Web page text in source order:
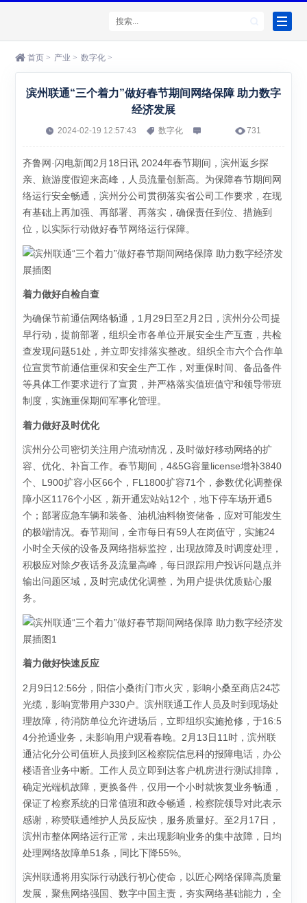
首页 > 产业 > 数字化 >
滨州联通“三个着力”做好春节期间网络保障 助力数字
经济发展
2024-02-19 12:57:43 数字化 731
齐鲁网·闪电新闻2月18日讯 2024年春节期间，滨州返乡探
亲、旅游度假迎来高峰，人员流量创新高。为保障春节期间网
络运行安全畅通，滨州分公司贯彻落实省公司工作要求，在现
有基础上再加强、再部署、再落实，确保责任到位、措施到
位，以实际行动做好春节网络运行保障。
着力做好自检自查
为确保节前通信网络畅通，1月29日至2月2日，滨州分公司提
早行动，提前部署，组织全市各单位开展安全生产互查，共检
查发现问题51处，并立即安排落实整改。组织全市六个合作单
位宣贯节前通信重保和安全生产工作，对重保时间、备品备件
等具体工作要求进行了宣贯，并严格落实值班值守和领导带班
制度，实施重保期间军事化管理。
着力做好及时优化
滨州分公司密切关注用户流动情况，及时做好移动网络的扩
容、优化、补盲工作。春节期间，4&5G容量license增补3840
个、L900扩容小区66个，FL1800扩容71个，参数优化调整保
障小区1176个小区，新开通宏站站12个，地下停车场开通5
个；部署应急车辆和装备、油机油料物资储备，应对可能发生
的极端情况。春节期间，全市每日有59人在岗值守，实施24
小时全天候的设备及网络指标监控，出现故障及时调度处理，
积极应对除夕夜话务及流量高峰，每日跟踪用户投诉问题点并
输出问题区域，及时完成优化调整，为用户提供优质贴心服
务。
着力做好快速反应
2月9日12:56分，阳信小桑街门市火灾，影响小桑至商店24芯
光缆，影响宽带用户330户。滨州联通工作人员及时到现场处
理故障，待消防单位允许进场后，立即组织实施抢修，于16:5
4分抢通业务，未影响用户观看春晚。2月13日11时，滨州联
通沾化分公司值班人员接到区检察院信息科的报障电话，办公
楼语音业务中断。工作人员立即到达客户机房进行测试排障，
确定光端机故障，更换备件，仅用一个小时就恢复业务畅通，
保证了检察系统的日常值班和政令畅通，检察院领导对此表示
感谢，称赞联通维护人员反应快，服务质量好。至2月17日，
滨州市整体网络运行正常，未出现影响业务的集中故障，日均
处理网络故障单51条，同比下降55%。
滨州联通将用实际行动践行初心使命，以匠心网络保障高质量
发展，聚焦网络强国、数字中国主责，夯实网络基础能力，全